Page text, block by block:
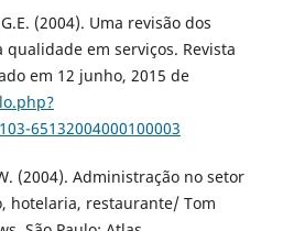
(2004). Uma revisão dos
em serviços. Revista
em 12 junho, 2015 de
65132004000100003
(2004). Administração no setor
hotelaria, restaurante/ Tom